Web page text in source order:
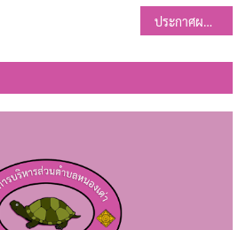
ประกาศผลผู้ชนะการจัดซื้อจัดจ้างหรือผู้ได้รับการคัดเลือกและสาระสำคัญของสัญญาหรือข้อตกลงเป็นหนังสือ ประจำไตรมาส 3 (เมษายน 2569 ถึง มิถุนายน 2569)